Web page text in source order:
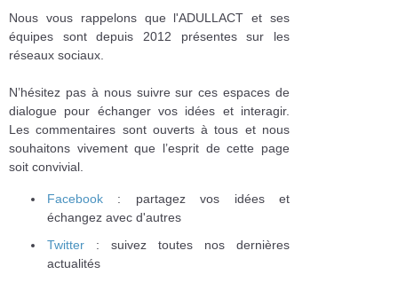
Nous vous rappelons que l'ADULLACT et ses
équipes sont depuis 2012 présentes sur les
réseaux sociaux.
N’hésitez pas à nous suivre sur ces espaces de
dialogue pour échanger vos idées et interagir.
Les commentaires sont ouverts à tous et nous
souhaitons vivement que l’esprit de cette page
soit convivial.
Facebook : partagez vos idées et
échangez avec d'autres
Twitter : suivez toutes nos dernières
actualités